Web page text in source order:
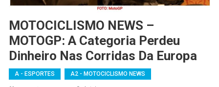
MOTOCICLISMO NEWS –
MOTOGP: A Categoria Perdeu
Dinheiro Nas Corridas Da Europa
A - ESPORTES A2 - MOTOCICLISMO NEWS